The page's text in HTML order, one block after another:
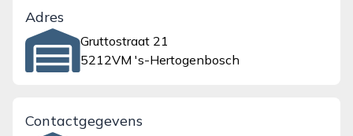
Adres
Gruttostraat 21
5212VM 's-Hertogenbosch
Contactgegevens